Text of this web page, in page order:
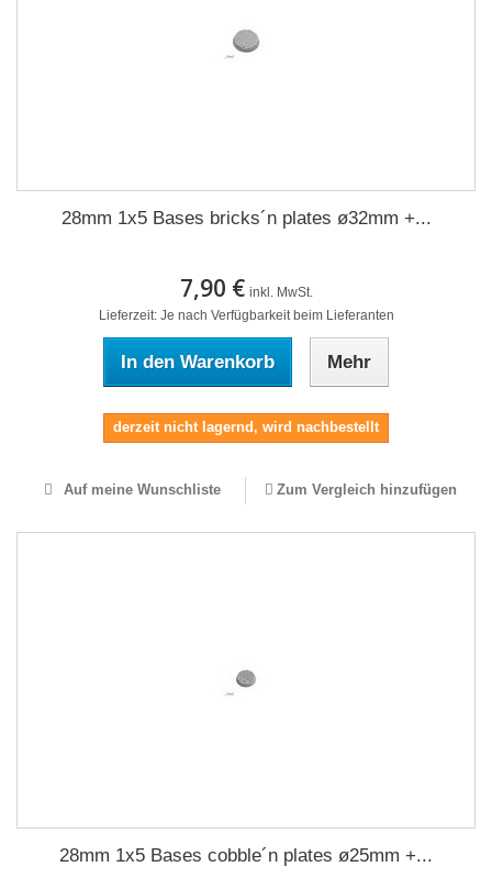
28mm 1x5 Bases bricks´n plates ø32mm +...
7,90 € inkl. MwSt.
Lieferzeit: Je nach Verfügbarkeit beim Lieferanten
In den Warenkorb Mehr
derzeit nicht lagernd, wird nachbestellt
Auf meine Wunschliste Zum Vergleich hinzufügen
28mm 1x5 Bases cobble´n plates ø25mm +...